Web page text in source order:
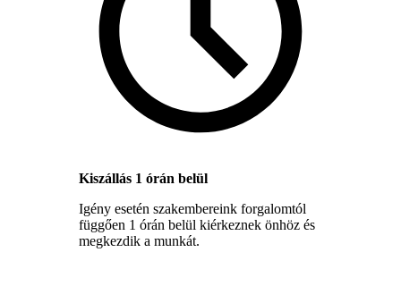
Kiszállás 1 órán belül
Igény esetén szakembereink forgalomtól
függően 1 órán belül kiérkeznek önhöz és
megkezdik a munkát.